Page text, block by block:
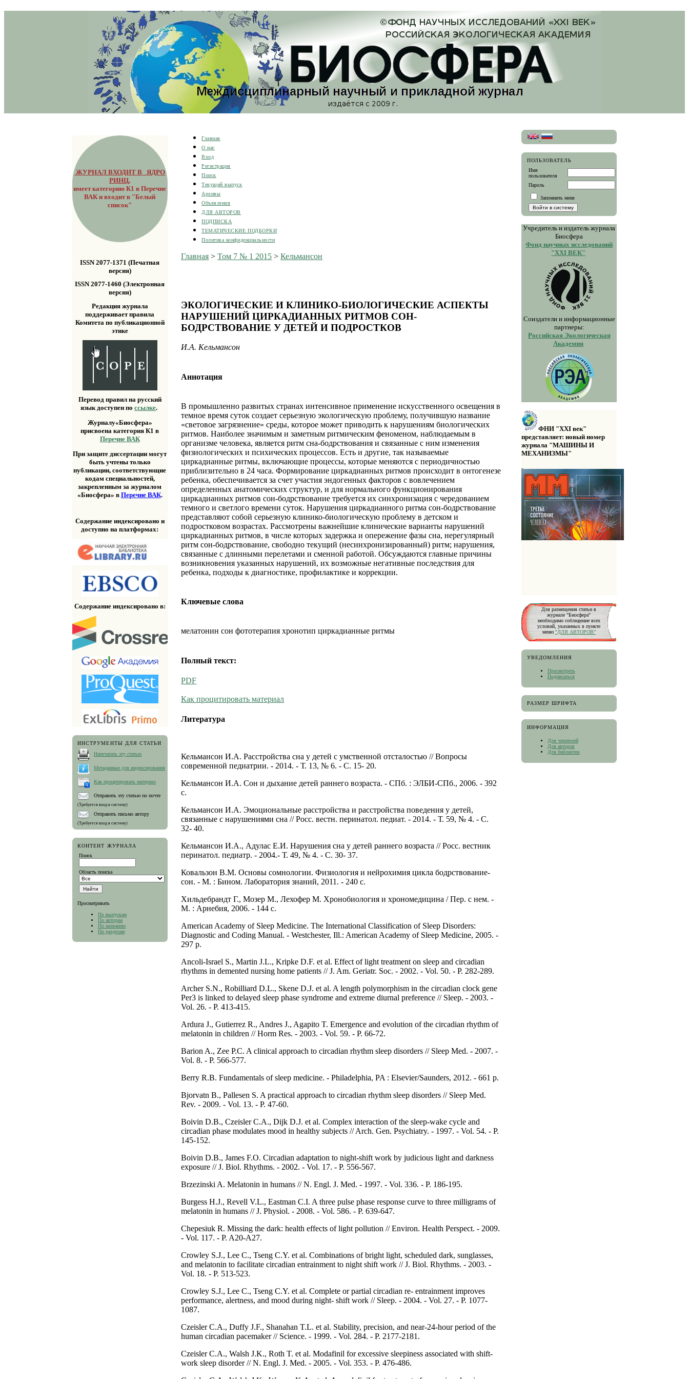
ЖУРНАЛ ВХОДИТ В ЯДРО
РИНЦ,
имеет категорию К1 в Перечне
ВАК и входит в "Белый
список"
ISSN 2077-1371 (Печатная
версия)
ISSN 2077-1460 (Электронная
версия)
Редакция журнала
поддерживает правила
Комитета по публикационной
этике
Перевод правил на русский
язык доступен поссылке.
Журналу«Биосфера»
присвоена категория К1 в
Перечне ВАК
При защите диссертации могут
быть учтены только
публикации, соответствующие
кодам специальностей,
закрепленным за журналом
«Биосфера» в Перечне ВАК.
Содержание индексировано и
доступно на платформах:
Содержание индексировано в:
ИНСТРУМЕНТЫ ДЛЯ СТАТЬИ
Напечатать эту статью
Метаданные для индексирования
Как процитировать материал
Отправить эту статью по почте
(Требуется вход в систему)
Отправить письмо автору
(Требуется вход в систему)
КОНТЕНТ ЖУРНАЛА
Поиск
Область поиска
Просматривать
По выпускам
По авторам
По названию
По разделам
ПОЛЬЗОВАТЕЛЬ
Имя
пользователя
Пароль
Запомнить меня
Учредитель и издатель журнала
Биосфера
Фонд научных исследований
"XXI ВЕК"
Соиздатели и информационные
партнеры:
Российская Экологическая
Академия
ФНИ "XXI век"
представляет: новый номер
журнала "МАШИНЫ И
МЕХАНИЗМЫ"
Для размещения статьи в
журнале "Биосфера"
необходимо соблюдение всех
условий, указанных в пункте
меню "ДЛЯ АВТОРОВ"
УВЕДОМЛЕНИЯ
Просмотреть
Подписаться
РАЗМЕР ШРИФТА
ИНФОРМАЦИЯ
Для читателей
Для авторов
Для библиотек
Главная
О нас
Вход
Регистрация
Поиск
Текущий выпуск
Архивы
Объявления
ДЛЯ АВТОРОВ
ПОДПИСКА
ТЕМАТИЧЕСКИЕ ПОДБОРКИ
Политика конфиденциальности
Главная >Том 7 № 1 2015 >Кельмансон
ЭКОЛОГИЧЕСКИЕ И КЛИНИКО-БИОЛОГИЧЕСКИЕ АСПЕКТЫ
НАРУШЕНИЙ ЦИРКАДИАННЫХ РИТМОВ СОН-
БОДРСТВОВАНИЕ У ДЕТЕЙ И ПОДРОСТКОВ
И.А. Кельмансон
Аннотация
В промышленно развитых странах интенсивное применение искусственного освещения в
темное время суток создает серьезную экологическую проблему, получившую название
«световое загрязнение» среды, которое может приводить к нарушениям биологических
ритмов. Наиболее значимым и заметным ритмическим феноменом, наблюдаемым в
организме человека, является ритм сна-бодрствования и связанные с ним изменения
физиологических и психических процессов. Есть и другие, так называемые
циркадианные ритмы, включающие процессы, которые меняются с периодичностью
приблизительно в 24 часа. Формирование циркадианных ритмов происходит в онтогенезе
ребенка, обеспечивается за счет участия эндогенных факторов с вовлечением
определенных анатомических структур, и для нормального функционирования
циркадианных ритмов сон-бодрствование требуется их синхронизация с чередованием
темного и светлого времени суток. Нарушения циркадианного ритма сон-бодрствование
представляют собой серьезную клинико-биологическую проблему в детском и
подростковом возрастах. Рассмотрены важнейшие клинические варианты нарушений
циркадианных ритмов, в числе которых задержка и опережение фазы сна, нерегулярный
ритм сон-бодрствование, свободно текущий (несинхронизированный) ритм; нарушения,
связанные с длинными перелетами и сменной работой. Обсуждаются главные причины
возникновения указанных нарушений, их возможные негативные последствия для
ребенка, подходы к диагностике, профилактике и коррекции.
Ключевые слова
мелатонин сон фототерапия хронотип циркадианные ритмы
Полный текст:
PDF
Как процитировать материал
Литература
Кельмансон И.А. Расстройства сна у детей с умственной отсталостью // Вопросы
современной педиатрии. - 2014. - Т. 13, № 6. - С. 15- 20.
Кельмансон И.А. Сон и дыхание детей раннего возраста. - СПб. : ЭЛБИ-СПб., 2006. - 392
с.
Кельмансон И.А. Эмоциональные расстройства и расстройства поведения у детей,
связанные с нарушениями сна // Росc. вестн. перинатол. педиат. - 2014. - Т. 59, № 4. - С.
32- 40.
Кельмансон И.А., Адулас Е.И. Нарушения сна у детей раннего возраста // Росс. вестник
перинатол. педиатр. - 2004.- Т. 49, № 4. - С. 30- 37.
Ковальзон В.М. Основы сомнологии. Физиология и нейрохимия цикла бодрствование-
сон. - М. : Бином. Лаборатория знаний, 2011. - 240 с.
Хильдебрандт Г., Мозер М., Лехофер М. Хронобиология и хрономедицина / Пер. с нем. -
М. : Арнебия, 2006. - 144 с.
American Academy of Sleep Medicine. The International Classification of Sleep Disorders:
Diagnostic and Coding Manual. - Westchester, Ill.: American Academy of Sleep Medicine, 2005. -
297 p.
Ancoli-Israel S., Martin J.L., Kripke D.F. et al. Effect of light treatment on sleep and circadian
rhythms in demented nursing home patients // J. Am. Geriatr. Soc. - 2002. - Vol. 50. - P. 282-289.
Archer S.N., Robilliard D.L., Skene D.J. et al. A length polymorphism in the circadian clock gene
Per3 is linked to delayed sleep phase syndrome and extreme diurnal preference // Sleep. - 2003. -
Vol. 26. - P. 413-415.
Ardura J., Gutierrez R., Andres J., Agapito T. Emergence and evolution of the circadian rhythm of
melatonin in children // Horm Res. - 2003. - Vol. 59. - P. 66-72.
Barion A., Zee P.C. A clinical approach to circadian rhythm sleep disorders // Sleep Med. - 2007. -
Vol. 8. - P. 566-577.
Berry R.B. Fundamentals of sleep medicine. - Philadelphia, PA : Elsevier/Saunders, 2012. - 661 p.
Bjorvatn B., Pallesen S. A practical approach to circadian rhythm sleep disorders // Sleep Med.
Rev. - 2009. - Vol. 13. - P. 47-60.
Boivin D.B., Czeisler C.A., Dijk D.J. et al. Complex interaction of the sleep-wake cycle and
circadian phase modulates mood in healthy subjects // Arch. Gen. Psychiatry. - 1997. - Vol. 54. - P.
145-152.
Boivin D.B., James F.O. Circadian adaptation to night-shift work by judicious light and darkness
exposure // J. Biol. Rhythms. - 2002. - Vol. 17. - P. 556-567.
Brzezinski A. Melatonin in humans // N. Engl. J. Med. - 1997. - Vol. 336. - P. 186-195.
Burgess H.J., Revell V.L., Eastman C.I. A three pulse phase response curve to three milligrams of
melatonin in humans // J. Physiol. - 2008. - Vol. 586. - P. 639-647.
Chepesiuk R. Missing the dark: health effects of light pollution // Environ. Health Perspect. - 2009.
- Vol. 117. - P. A20-A27.
Crowley S.J., Lee C., Tseng C.Y. et al. Combinations of bright light, scheduled dark, sunglasses,
and melatonin to facilitate circadian entrainment to night shift work // J. Biol. Rhythms. - 2003. -
Vol. 18. - P. 513-523.
Crowley S.J., Lee C., Tseng C.Y. et al. Complete or partial circadian re- entrainment improves
performance, alertness, and mood during night- shift work // Sleep. - 2004. - Vol. 27. - P. 1077-
1087.
Czeisler C.A., Duffy J.F., Shanahan T.L. et al. Stability, precision, and near-24-hour period of the
human circadian pacemaker // Science. - 1999. - Vol. 284. - P. 2177-2181.
Czeisler C.A., Walsh J.K., Roth T. et al. Modafinil for excessive sleepiness associated with shift-
work sleep disorder // N. Engl. J. Med. - 2005. - Vol. 353. - P. 476-486.